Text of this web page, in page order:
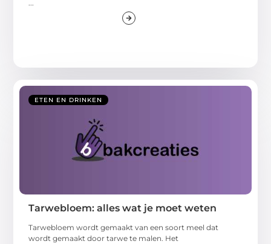
...
ETEN EN DRINKEN
Tarwebloem: alles wat je moet weten
Tarwebloem wordt gemaakt van een soort meel dat
wordt gemaakt door tarwe te malen. Het